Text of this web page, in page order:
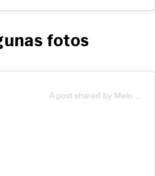
fotos
A post shared by Melody (@soyyomelody)